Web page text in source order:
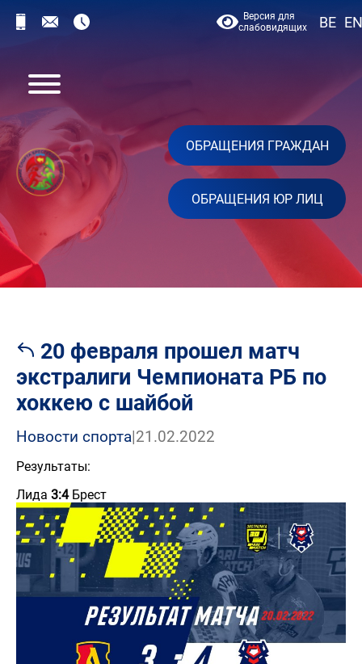
Версия для
слабовидящих
BE EN
ОБРАЩЕНИЯ ГРАЖДАН
ОБРАЩЕНИЯ ЮР ЛИЦ
20 февраля прошел матч
экстралиги Чемпионата РБ по
хоккею с шайбой
Новости спорта|21.02.2022
Результаты:
Лида 3:4 Брест